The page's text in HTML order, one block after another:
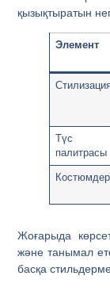
қызықтыратын
Элемент
Түс
палитрасы
Костюмдер
Жоғарыда
және танымал
басқа